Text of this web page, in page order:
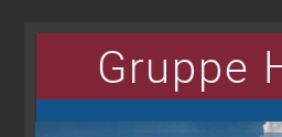
Gruppe